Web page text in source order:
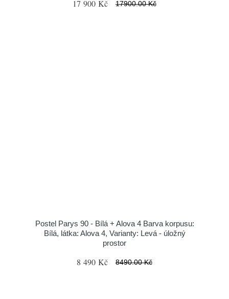
17 900 Kč 17900.00 Kč
Postel Parys 90 - Bílá + Alova 4 Barva korpusu:
Bílá, látka: Alova 4, Varianty: Levá - úložný
prostor
8 490 Kč 8490.00 Kč